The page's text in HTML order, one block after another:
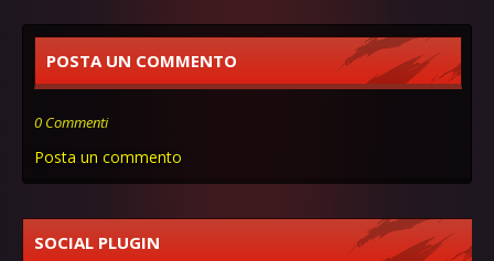
POSTA UN COMMENTO
0 Commenti
Posta un commento
SOCIAL PLUGIN